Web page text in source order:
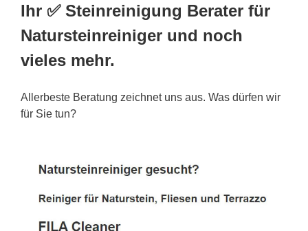
Ihr ✅ Steinreinigung Berater für
Natursteinreiniger und noch
vieles mehr.
Allerbeste Beratung zeichnet uns aus. Was dürfen wir
für Sie tun?